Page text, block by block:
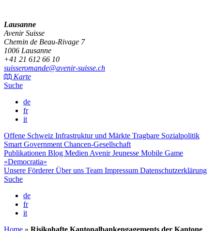
Lausanne
Avenir Suisse
Chemin de Beau-Rivage 7
1006 Lausanne
+41 21 612 66 10
suisseromande@avenir-suisse.ch
Karte
Suche
de
fr
it
Offene Schweiz Infrastruktur und Märkte Tragbare Sozialpolitik
Smart Government Chancen-Gesellschaft
Publikationen Blog Medien Avenir Jeunesse Mobile Game
«Democratia»
Unsere FördererÜber uns Team Impressum Datenschutzerklärung
Suche
de
fr
it